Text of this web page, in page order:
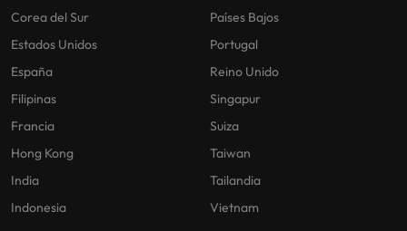
Corea del Sur
Estados Unidos
España
Filipinas
Francia
Hong Kong
India
Indonesia
Países Bajos
Portugal
Reino Unido
Singapur
Suiza
Taiwan
Tailandia
Vietnam